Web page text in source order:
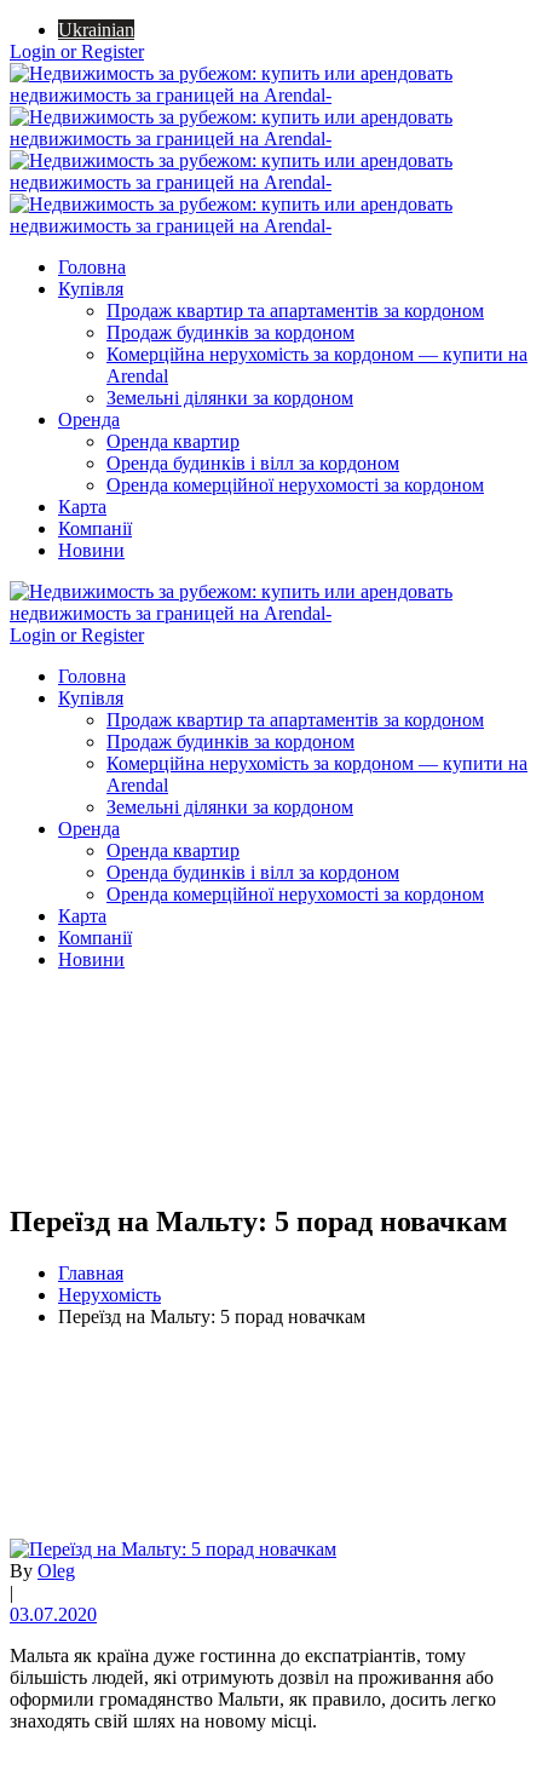
Ukrainian
Login or Register
Головна
Купівля
Продаж квартир та апартаментів за кордоном
Продаж будинків за кордоном
Комерційна нерухомість за кордоном — купити на
Arendal
Земельні ділянки за кордоном
Оренда
Оренда квартир
Оренда будинків і вілл за кордоном
Оренда комерційної нерухомості за кордоном
Карта
Компанії
Новини
Login or Register
Головна
Купівля
Продаж квартир та апартаментів за кордоном
Продаж будинків за кордоном
Комерційна нерухомість за кордоном — купити на
Arendal
Земельні ділянки за кордоном
Оренда
Оренда квартир
Оренда будинків і вілл за кордоном
Оренда комерційної нерухомості за кордоном
Карта
Компанії
Новини
Переїзд на Мальту: 5 порад новачкам
Главная
Нерухомість
Переїзд на Мальту: 5 порад новачкам
By Oleg
|
03.07.2020
Мальта як країна дуже гостинна до експатріантів, тому
більшість людей, які отримують дозвіл на проживання або
оформили громадянство Мальти, як правило, досить легко
знаходять свій шлях на новому місці.